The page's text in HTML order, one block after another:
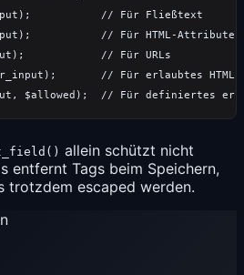
allein schützt nicht
entfernt Tags beim Speichern,
trotzdem escaped werden.